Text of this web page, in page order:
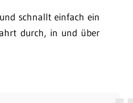
schnallt einfach ein
durch, in und über